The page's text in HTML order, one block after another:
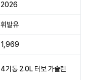
2026
휘발유
1,969
4기통 2.0L 터보 가솔린